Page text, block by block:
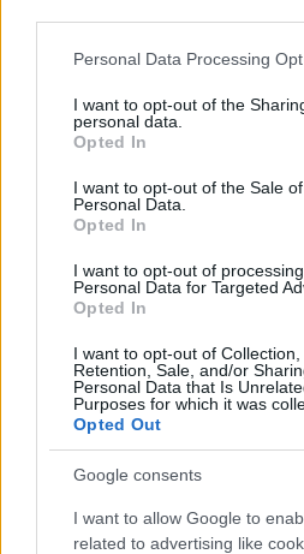
Please note that this website/app
not limited to your visit or usage
grant or deny consent to Google
use your data for below specified
consent section.
Personal Data Processing
I want to opt-out of the
personal data.
Opted In
I want to opt-out of the Sale
Personal Data.
Opted In
I want to opt-out of
Personal Data for Targeted
Opted In
I want to opt-out of Collection,
Retention, Sale, and/or
Personal Data that Is
Purposes for which it was
Opted Out
Google consents
I want to allow Google to
related to advertising like
Címkék:videó berlin
Ajánlott bejegyzések:
Öreg tuják
sarkaiból
Révfülöpön